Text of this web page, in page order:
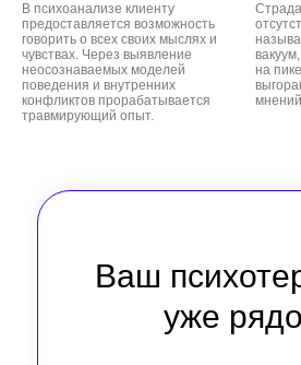
В психоанализе клиенту
предоставляется возможность
говорить о всех своих мыслях и
чувствах. Через выявление
неосознаваемых моделей
поведения и внутренних
конфликтов прорабатывается
травмирующий опыт.
на
Ваш
уже